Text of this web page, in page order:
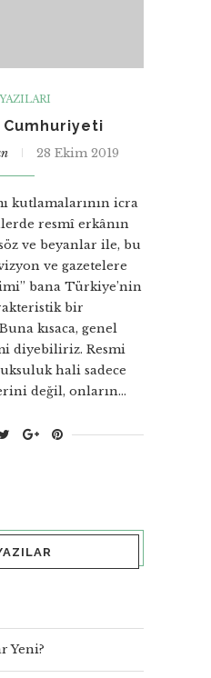
Cumhuriyeti
28 Ekim 2019
kutlamalarının icra
resmî erkânın
ve beyanlar ile, bu
ve gazetelere
bana Türkiye’nin
bir
kısaca, genel
diyebiliriz. Resmi
hali sadece
değil, onların…
Yeni?